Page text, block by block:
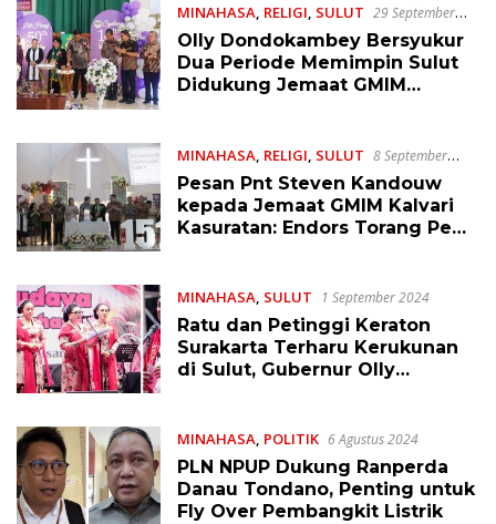
MINAHASA, RELIGI, SULUT 29 September
2024
Olly Dondokambey Bersyukur
Dua Periode Memimpin Sulut
Didukung Jemaat GMIM
MINAHASA RELIGI SULUT 8 September
2024
Pesan Pnt Steven Kandouw
kepada Jemaat GMIM Kalvari
Kasuratan: Endors Torang Pe
MINAHASA, SULUT 1 September 2024
Ratu dan Petinggi Keraton
Surakarta Terharu Kerukunan
di Sulut, Gubernur Olly
MINAHASA, POLITIK 6 Agustus 2024
PLN NPUP Dukung Ranperda
Danau Tondano, Penting untuk
Fly Over Pembangkit Listrik